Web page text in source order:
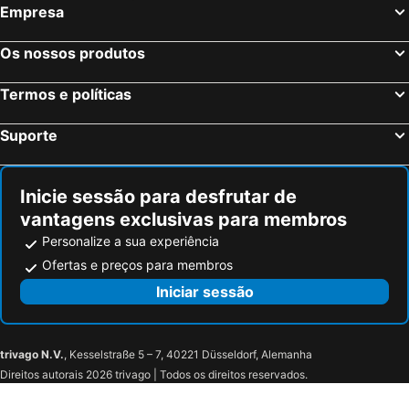
Waimes, bed and breakfasts
Maasgouw, bed and breakfasts
Hulsberg, bed and breakfasts
Monschau, bed and breakfasts
Riemst, bed and breakfasts
Huy, bed and breakfasts
Trooz, bed and breakfasts
Empresa
Os nossos produtos
Termos e políticas
Suporte
Inicie sessão para desfrutar de
vantagens exclusivas para membros
Personalize a sua experiência
Ofertas e preços para membros
Iniciar sessão
trivago N.V., Kesselstraße 5 – 7, 40221 Düsseldorf, Alemanha
Direitos autorais 2026 trivago | Todos os direitos reservados.